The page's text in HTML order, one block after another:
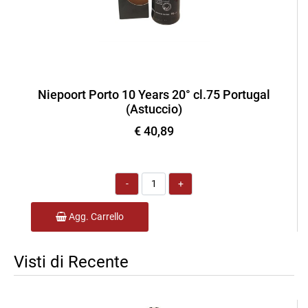
Niepoort Porto 10 Years 20° cl.75 Portugal
(Astuccio)
€ 40,89
Quantità
Agg. Carrello
Visti di Recente